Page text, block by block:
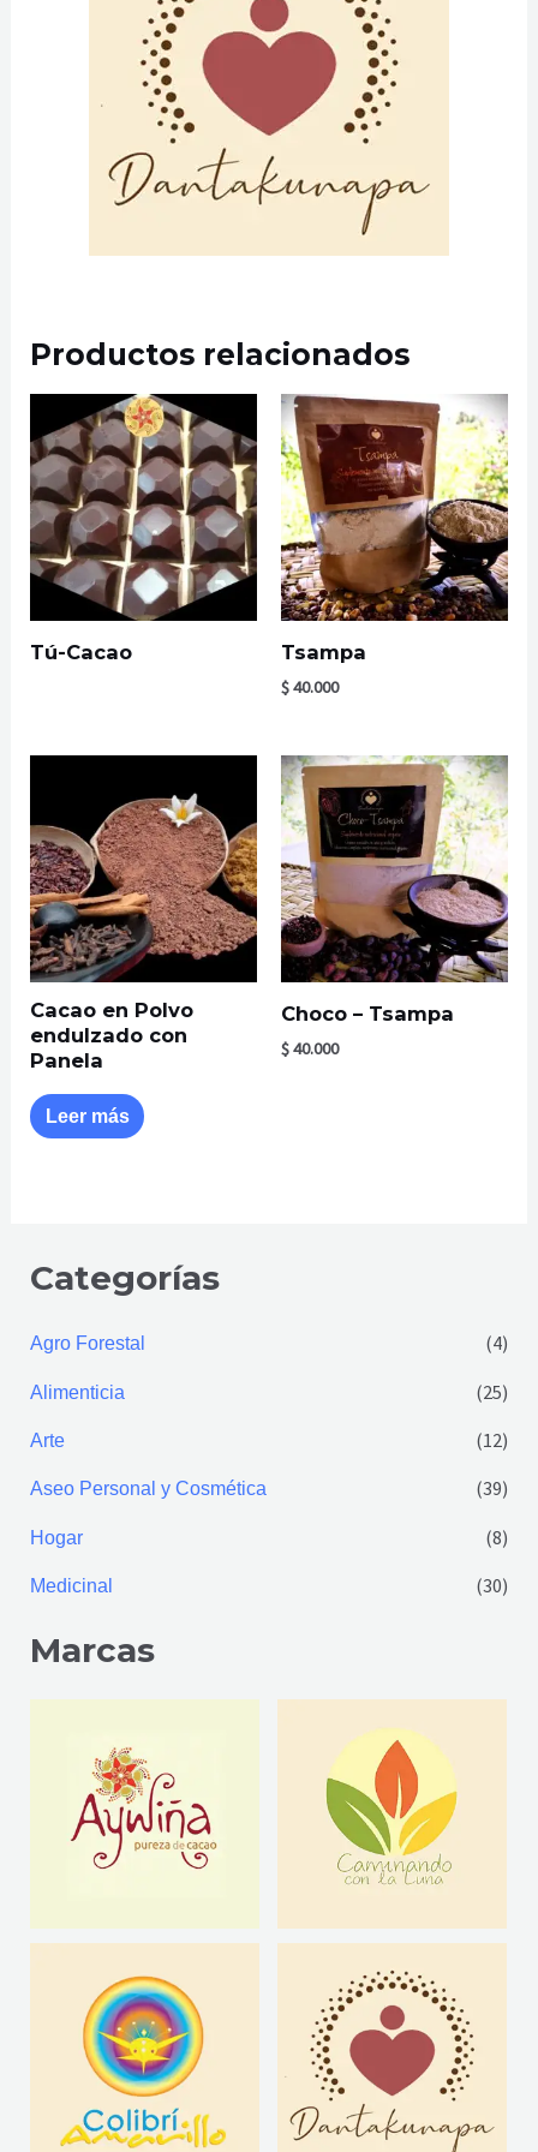
Productos relacionados
Tú-Cacao Tsampa
$40.000
Cacao en Polvo
endulzado con
Panela
Leer más
Choco – Tsampa
$40.000
Categorías
Agro Forestal (4)
Alimenticia (25)
Arte (12)
Aseo Personal y Cosmética (39)
Hogar (8)
Medicinal (30)
Marcas